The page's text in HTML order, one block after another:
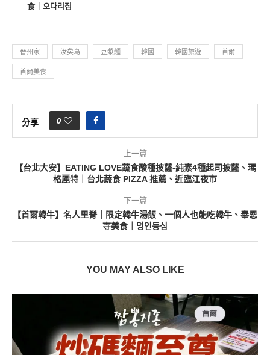
食｜오다리집
晉州家 汝矣島 豆漿麵 韓國 韓國旅遊 首爾
首爾美食
分享 0
上一篇
【台北大安】EATING LOVE蔬食酸種披薩-純素4種起司披薩、瑪
格麗特｜台北蔬食 PIZZA 推薦、近臨江夜市
下一篇
【首爾韓牛】名人里脊｜限定韓牛湯飯、一個人也能吃韓牛、奉恩
寺美食｜명인등심
YOU MAY ALSO LIKE